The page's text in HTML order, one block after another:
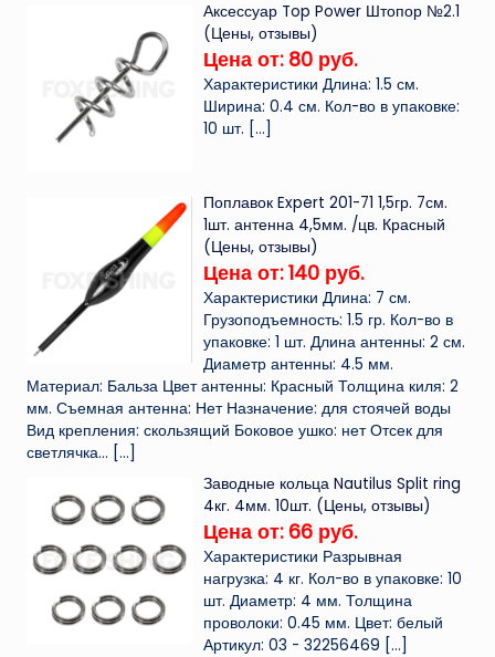
Аксессуар Top Power Штопор №2.1
(Цены, отзывы)
Цена от: 80 руб.
Характеристики Длина: 1.5 см.
Ширина: 0.4 см. Кол-во в упаковке:
10 шт. […]
Поплавок Expert 201-71 1,5гр. 7см.
1шт. антенна 4,5мм. /цв. Красный
(Цены, отзывы)
Цена от: 140 руб.
Характеристики Длина: 7 см.
Грузоподъемность: 1.5 гр. Кол-во в
упаковке: 1 шт. Длина антенны: 2 см.
Диаметр антенны: 4.5 мм.
Материал: Бальза Цвет антенны: Красный Толщина киля: 2
мм. Съемная антенна: Нет Назначение: для стоячей воды
Вид крепления: скользящий Боковое ушко: нет Отсек для
светлячка... […]
Заводные кольца Nautilus Split ring
4кг. 4мм. 10шт. (Цены, отзывы)
Цена от: 66 руб.
Характеристики Разрывная
нагрузка: 4 кг. Кол-во в упаковке: 10
шт. Диаметр: 4 мм. Толщина
проволоки: 0.45 мм. Цвет: белый
Артикул: 03 - 32256469 […]